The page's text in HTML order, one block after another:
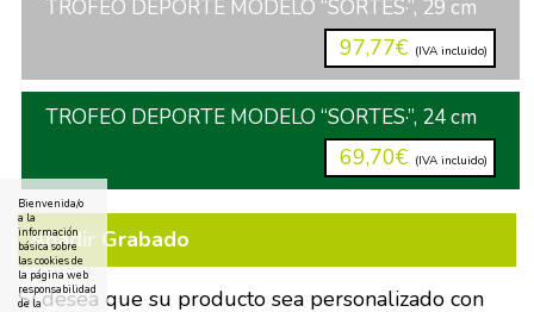
TROFEO DEPORTE MODELO “SORTES·”, 29 cm
97,77€ (IVA incluido)
TROFEO DEPORTE MODELO “SORTES·”, 24 cm
69,70€ (IVA incluido)
Añadir Grabado
Si desea que su producto sea personalizado con
Bienvenida/o
a la
información
básica sobre
las cookies de
la página web
responsabilidad
de la